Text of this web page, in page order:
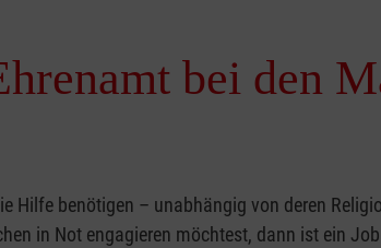
bei den
Hilfe benötigen – unabhängig von deren
in Not engagieren möchtest, dann ist ein